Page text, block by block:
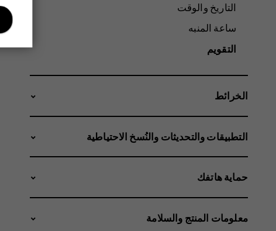
التاريخ والوقت
ساعة المنبه
التقويم
الخرائط
التطبيقات والتحديثات والنُسخ الاحتياطية
حماية هاتفك
معلومات المنتج والسلامة